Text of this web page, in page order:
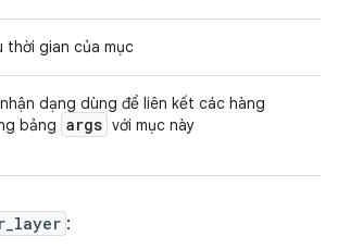
thời gian của mục
dạng dùng để liên kết các hàng
bảng args với mục này
: